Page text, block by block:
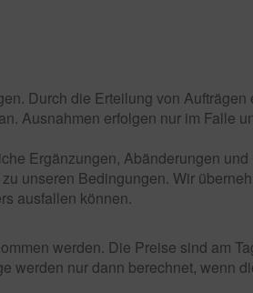
Durch die Erteilung von
Ausnahmen erfolgen nur im Falle
Ergänzungen, Abänderungen
unseren Bedingungen. Wir
ausfallen können.
werden. Die Preise sind am
werden nur dann berechnet, wenn